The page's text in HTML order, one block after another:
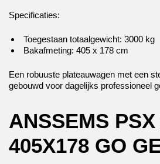
Specificaties:
Toegestaan totaalgewicht: 3000 kg
Bakafmeting: 405 x 178 cm
Een robuuste plateauwagen met een
gebouwd voor dagelijks professioneel
ANSSEMS PSX
405X178 GO